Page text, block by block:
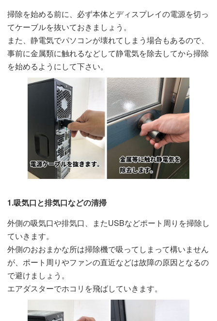
掃除を始める前に、必ず本体とディスプレイの電源を切っ
てケーブルを抜いておきましょう。
また、静電気でパソコンが壊れてしまう場合もあるので、
事前に金属類に触れるなどして静電気を除去してから掃除
を始めるようにして下さい。
1.吸気口と排気口などの清掃
外側の吸気口や排気口、またUSBなどポート周りを掃除し
ていきます。
外側のおおまかな所は掃除機で吸ってしまって構いません
が、ポート周りやファンの直近などは故障の原因となるの
で避けましょう。
エアダスターでホコリを飛ばしていきます。